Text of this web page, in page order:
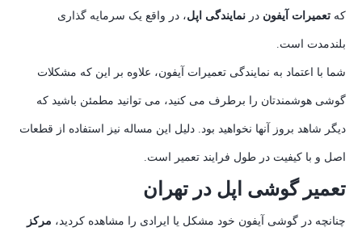
که تعمیرات آیفون در نمایندگی اپل، در واقع یک سرمایه گذاری
بلندمدت است.
شما با اعتماد به نمایندگی تعمیرات آیفون، علاوه بر این که مشکلات
گوشی هوشمندتان را برطرف می کنید، می توانید مطمئن باشید که
دیگر شاهد بروز آنها نخواهید بود. دلیل این مساله نیز استفاده از قطعات
اصل و با کیفیت در طول فرایند تعمیر است.
تعمیر گوشی اپل در تهران
چنانچه در گوشی آیفون خود مشکل یا ایرادی را مشاهده کردید، مرکز